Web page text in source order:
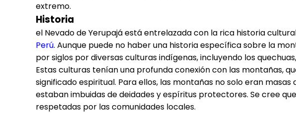
extremo.
Historia
el Nevado de Yerupajá está entrelazada con la rica historia
Perú. Aunque puede no haber una historia específica sobre la
por siglos por diversas culturas indígenas, incluyendo los
Estas culturas tenían una profunda conexión con las montañas,
significado espiritual. Para ellos, las montañas no solo eran
estaban imbuidas de deidades y espíritus protectores. Se cree
respetadas por las comunidades locales.